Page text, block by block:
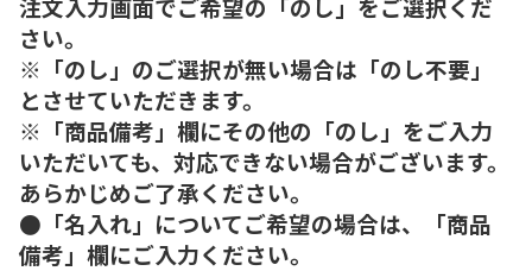
注文入力画面でご希望の「のし」をご選択くだ
さい。
※「のし」のご選択が無い場合は「のし不要」
とさせていただきます。
※「商品備考」欄にその他の「のし」をご入力
いただいても、対応できない場合がございます。
あらかじめご了承ください。
●「名入れ」についてご希望の場合は、「商品
備考」欄にご入力ください。